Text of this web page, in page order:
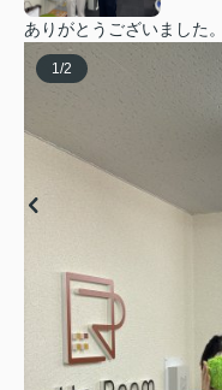
ありがとうございました。
1/2